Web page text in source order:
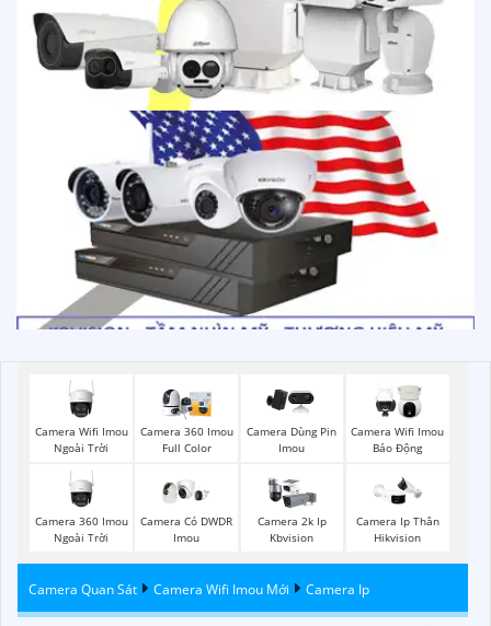
Camera Wifi Imou
Ngoài Trời
Camera 360 Imou
Full Color
Camera Dùng Pin
Imou
Camera Wifi Imou
Báo Động
Camera 360 Imou
Ngoài Trời
Camera Có DWDR
Imou
Camera 2k Ip
Kbvision
Camera Ip Thân
Hikvision
Camera Quan Sát Camera Wifi Imou Mới Camera Ip